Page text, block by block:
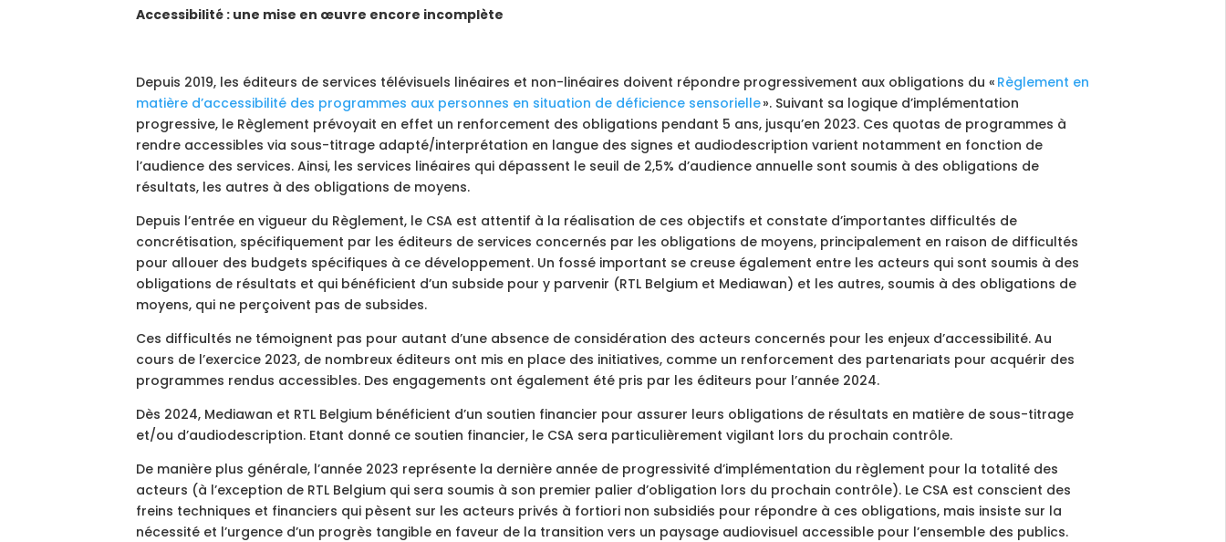
Accessibilité : une mise en œuvre encore incomplète
Depuis 2019, les éditeurs de services télévisuels linéaires et non-linéaires doivent répondre progressivement aux obligations du « Règlement en
matière d’accessibilité des programmes aux personnes en situation de déficience sensorielle». Suivant sa logique d’implémentation
progressive, le Règlement prévoyait en effet un renforcement des obligations pendant 5 ans, jusqu’en 2023. Ces quotas de programmes à
rendre accessibles via sous-titrage adapté/interprétation en langue des signes et audiodescription varient notamment en fonction de
l’audience des services. Ainsi, les services linéaires qui dépassent le seuil de 2,5% d’audience annuelle sont soumis à des obligations de
résultats, les autres à des obligations de moyens.
Depuis l’entrée en vigueur du Règlement, le CSA est attentif à la réalisation de ces objectifs et constate d’importantes difficultés de
concrétisation, spécifiquement par les éditeurs de services concernés par les obligations de moyens, principalement en raison de difficultés
pour allouer des budgets spécifiques à ce développement. Un fossé important se creuse également entre les acteurs qui sont soumis à des
obligations de résultats et qui bénéficient d’un subside pour y parvenir (RTL Belgium et Mediawan) et les autres, soumis à des obligations de
moyens, qui ne perçoivent pas de subsides.
Ces difficultés ne témoignent pas pour autant d’une absence de considération des acteurs concernés pour les enjeux d’accessibilité. Au
cours de l’exercice 2023, de nombreux éditeurs ont mis en place des initiatives, comme un renforcement des partenariats pour acquérir des
programmes rendus accessibles. Des engagements ont également été pris par les éditeurs pour l’année 2024.
Dès 2024, Mediawan et RTL Belgium bénéficient d’un soutien financier pour assurer leurs obligations de résultats en matière de sous-titrage
et/ou d’audiodescription. Etant donné ce soutien financier, le CSA sera particulièrement vigilant lors du prochain contrôle.
De manière plus générale, l’année 2023 représente la dernière année de progressivité d’implémentation du règlement pour la totalité des
acteurs (à l’exception de RTL Belgium qui sera soumis à son premier palier d’obligation lors du prochain contrôle). Le CSA est conscient des
freins techniques et financiers qui pèsent sur les acteurs privés à fortiori non subsidiés pour répondre à ces obligations, mais insiste sur la
nécessité et l’urgence d’un progrès tangible en faveur de la transition vers un paysage audiovisuel accessible pour l’ensemble des publics.